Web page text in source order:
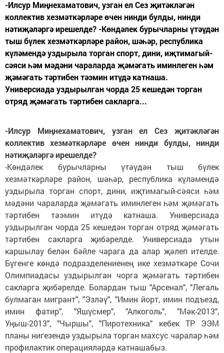
-Илсур Миңнехаматович, узган ел Сез җитәкләгән
коллектив хезмәткәрләре өчен нинди булды, нинди
нәтиҗәләргә ирешелде? -Көндәлек бурычларны үтәүдән
тыш бүлек хезмәткәрләре район, шәһәр, республика
күләмендә уздырыла торган спорт, дини, иҗтимагый-
сәяси һәм мәдәни чараларда җәмәгать иминлеген һәм
җәмәгать тәртибен тәэмин итүдә катнаша.
Универсиада уздырылган чорда 25 кешедән торган
отряд җәмәгать тәртибен сакларга...
-Илсур Миңнехаматович, узган ел Сез җитәкләгән
коллектив хезмәткәрләре өчен нинди булды, нинди
нәтиҗәләргә ирешелде?
-Көндәлек бурычларны үтәүдән тыш бүлек
хезмәткәрләре район, шәһәр, республика күләмендә
уздырыла торган спорт, дини, иҗтимагый-сәяси һәм
мәдәни чараларда җәмәгать иминлеген һәм җәмәгать
тәртибен тәэмин итүдә катнаша. Универсиада
уздырылган чорда 25 кешедән торган отряд җәмәгать
тәртибен сакларга җибәрелде. Универсиада утын
каршылау белән бәйле чарага да алар җәлеп ителде.
Бүгенге көндә подразделениенең ике хезмәткәре Сочи
Олимпиадасы уздырылган чорга җәмәгать тәртибен
сакларга җибәрелде. Болардан тыш "Арсенал", "Легаль
булмаган мигрант", "Эзләү", "Имин йорт, имин подъезд,
имин фатир", "Яшүсмер", "Алкоголь", "Мәк-2013",
Уңыш-2013", "Чыршы", "Пиротехника" кебек ТР ЭЭМ
планы нигезендә уздырыла торган махсус чаралар һәм
профилактик операцияләрдә катнашабыз.